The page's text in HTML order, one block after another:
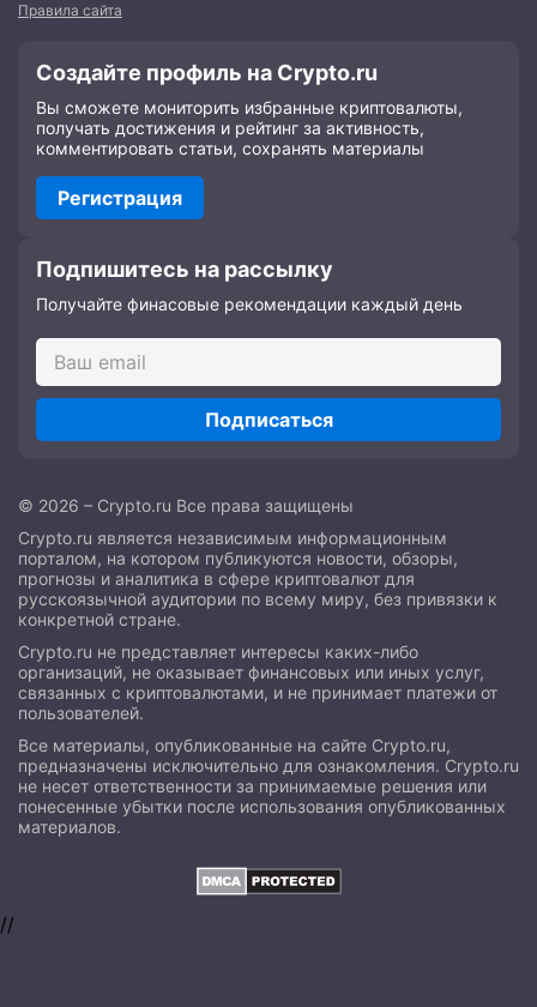
Правила сайта
Создайте профиль на Crypto.ru
Вы сможете мониторить избранные криптовалюты,
получать достижения и рейтинг за активность,
комментировать статьи, сохранять материалы
Регистрация
Подпишитесь на рассылку
Получайте финасовые рекомендации каждый день
Подписаться
© 2026 – Crypto.ru Все права защищены
Crypto.ru является независимым информационным
порталом, на котором публикуются новости, обзоры,
прогнозы и аналитика в сфере криптовалют для
русскоязычной аудитории по всему миру, без привязки к
конкретной стране.
Crypto.ru не представляет интересы каких-либо
организаций, не оказывает финансовых или иных услуг,
связанных с криптовалютами, и не принимает платежи от
пользователей.
Все материалы, опубликованные на сайте Crypto.ru,
предназначены исключительно для ознакомления. Crypto.ru
не несет ответственности за принимаемые решения или
понесенные убытки после использования опубликованных
материалов.
//